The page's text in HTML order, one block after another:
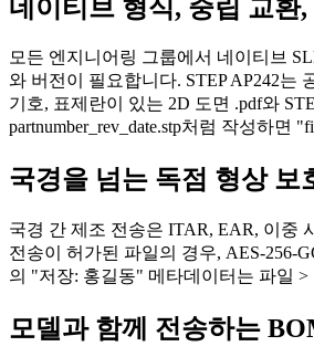
네이티브 형식, 중립 교환
모든 엔지니어링 그룹에서 네이티브
와 버전이 필요합니다. STEP AP242는
기호, 표제란이 있는 2D 도면 .pdf와
partnumber_rev_date.stp처럼 작성하면
국경을 넘는 독점 형상 보
국경 간 제조 전송은 ITAR, EAR, 이중
전송이 허가된 파일의 경우, AES-256-
의 "저장: 홍길동" 메타데이터는 파일
모델과 함께 전송하는